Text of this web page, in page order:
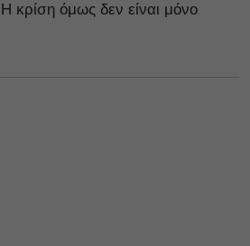
κρίση όμως δεν είναι μόνο